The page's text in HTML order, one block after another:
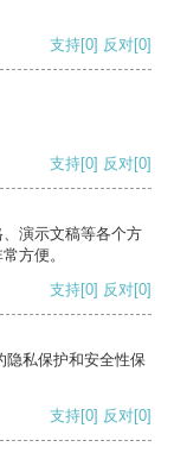
支持[0] 反对[0]
支持[0] 反对[0]
演示文稿等各个方
方便。
支持[0] 反对[0]
隐私保护和安全性保
支持[0] 反对[0]